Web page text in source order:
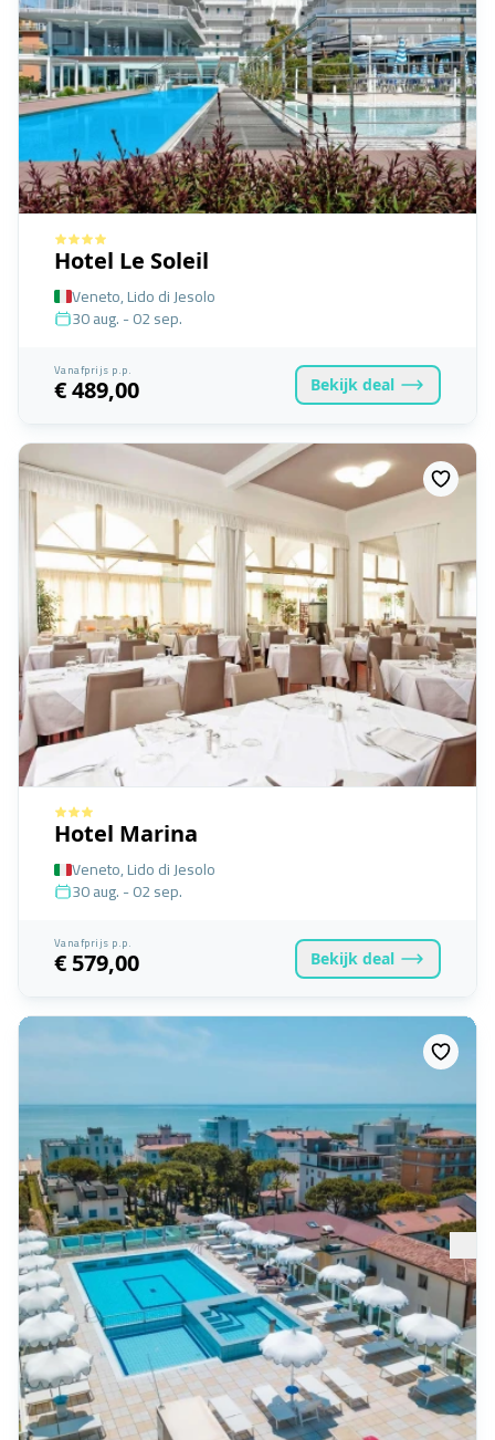
Hotel Le Soleil
Veneto, Lido di Jesolo
30 aug. - 02 sep.
Vanafprijs p.p.
€ 489,00 Bekijk deal
Hotel Marina
Veneto, Lido di Jesolo
30 aug. - 02 sep.
Vanafprijs p.p.
€ 579,00 Bekijk deal